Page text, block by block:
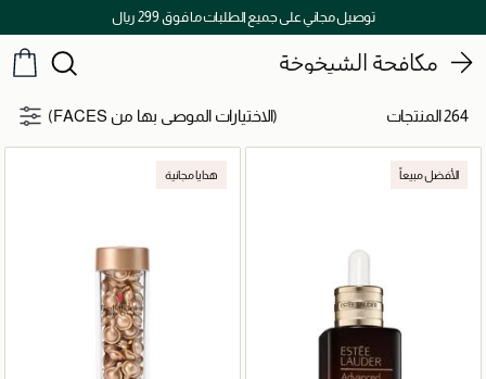
اكتشفوا خدمات الجمال المختارة بعناية
مكافحة الشيخوخة
264 المنتجات (الاختيارات الموصى بها من FACES)
الأفضل مبيعاً هدايا مجانية